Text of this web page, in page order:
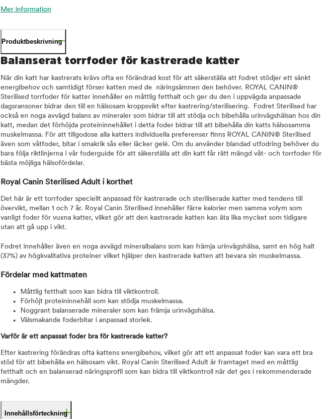
Mer information
Produktbeskrivning
Balanserat torrfoder för kastrerade katter
När din katt har kastrerats krävs ofta en förändrad kost för att säkerställa att fodret stödjer ett sänkt
energibehov och samtidigt förser katten med de näringsämnen den behöver. ROYAL CANIN®
Sterilised torrfoder för katter innehåller en måttlig fetthalt och ger du den i uppvägda anpassade
dagsransoner bidrar den till en hälsosam kroppsvikt efter kastrering/sterilisering. Fodret Sterilised har
också en noga avvägd balans av mineraler som bidrar till att stödja och bibehålla urinvägshälsan hos din
katt, medan det förhöjda proteininnehållet i detta foder bidrar till att bibehålla din katts hälsosamma
muskelmassa. För att tillgodose alla katters individuella preferenser finns ROYAL CANIN® Sterilised
även som våtfoder, bitar i smakrik sås eller läcker gelé. Om du använder blandad utfodring behöver du
bara följa riktlinjerna i vår foderguide för att säkerställa att din katt får rätt mängd våt- och torrfoder för
bästa möjliga hälsofördelar.
Royal Canin Sterilised Adult i korthet
Det här är ett torrfoder speciellt anpassad för kastrerade och steriliserade katter med tendens till
övervikt, mellan 1 och 7 år. Royal Canin Sterilised innehåller färre kalorier men samma volym som
vanligt foder för vuxna katter, vilket gör att den kastrerade katten kan äta lika mycket som tidigare
utan att gå upp i vikt.
Fodret innehåller även en noga avvägd mineralbalans som kan främja urinvägshälsa, samt en hög halt
(37%) av högkvalitativa proteiner vilket hjälper den kastrerade katten att bevara sin muskelmassa.
Fördelar med kattmaten
Måttlig fetthalt som kan bidra till viktkontroll.
Förhöjt proteininnehåll som kan stödja muskelmassa.
Noggrant balanserade mineraler som kan främja urinvägshälsa.
Välsmakande foderbitar i anpassad storlek.
Varför är ett anpassat foder bra för kastrerade katter?
Efter kastrering förändras ofta kattens energibehov, vilket gör att ett anpassat foder kan vara ett bra
stöd för att bibehålla en hälsosam vikt. Royal Canin Sterilised Adult är framtaget med en måttlig
fetthalt och en balanserad näringsprofil som kan bidra till viktkontroll när det ges i rekommenderade
mängder.
Innehållsförteckning